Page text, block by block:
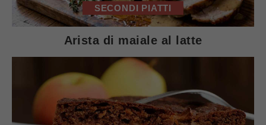
SECONDI PIATTI
Arista di maiale al latte